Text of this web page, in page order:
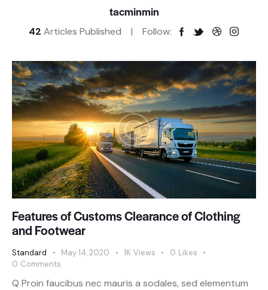
tacminmin
42 Articles Published Follow:
Features of Customs Clearance of Clothing
and Footwear
Standard May 14, 2020 1K Views 0 Likes
0 Comments
Q Proin faucibus nec mauris a sodales, sed elementum